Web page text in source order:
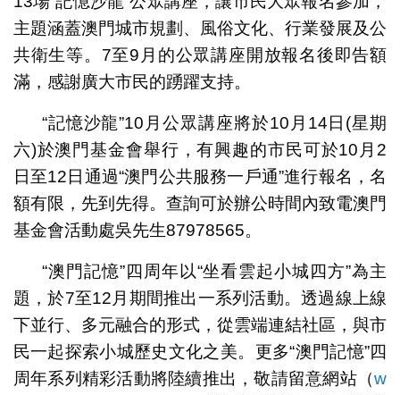
主題涵蓋澳門城市規劃、風俗文化、行業發展及公
共衛生等。7至9月的公眾講座開放報名後即告額
滿，感謝廣大市民的踴躍支持。
“記憶沙龍”10月公眾講座將於10月14日(星期
六)於澳門基金會舉行，有興趣的市民可於10月2
日至12日通過“澳門公共服務一戶通”進行報名，名
額有限，先到先得。查詢可於辦公時間內致電澳門
基金會活動處吳先生87978565。
“澳門記憶”四周年以“坐看雲起小城四方”為主
題，於7至12月期間推出一系列活動。透過線上線
下並行、多元融合的形式，從雲端連結社區，與市
民一起探索小城歷史文化之美。更多“澳門記憶”四
周年系列精彩活動將陸續推出，敬請留意網站（w